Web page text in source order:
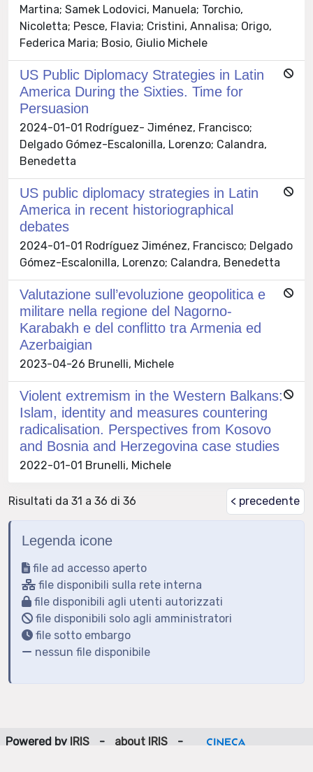
Martina; Samek Lodovici, Manuela; Torchio,
Nicoletta; Pesce, Flavia; Cristini, Annalisa; Origo,
Federica Maria; Bosio, Giulio Michele
US Public Diplomacy Strategies in Latin
America During the Sixties. Time for
Persuasion
2024-01-01 Rodríguez- Jiménez, Francisco;
Delgado Gómez-Escalonilla, Lorenzo; Calandra,
Benedetta
US public diplomacy strategies in Latin
America in recent historiographical
debates
2024-01-01 Rodríguez Jiménez, Francisco; Delgado
Gómez-Escalonilla, Lorenzo; Calandra, Benedetta
Valutazione sull’evoluzione geopolitica e
militare nella regione del Nagorno-
Karabakh e del conflitto tra Armenia ed
Azerbaigian
2023-04-26 Brunelli, Michele
Violent extremism in the Western Balkans:
Islam, identity and measures countering
radicalisation. Perspectives from Kosovo
and Bosnia and Herzegovina case studies
2022-01-01 Brunelli, Michele
Risultati da 31 a 36 di 36 < precedente
Legenda icone
file ad accesso aperto
file disponibili sulla rete interna
file disponibili agli utenti autorizzati
file disponibili solo agli amministratori
file sotto embargo
nessun file disponibile
Powered by IRIS - about IRIS
-